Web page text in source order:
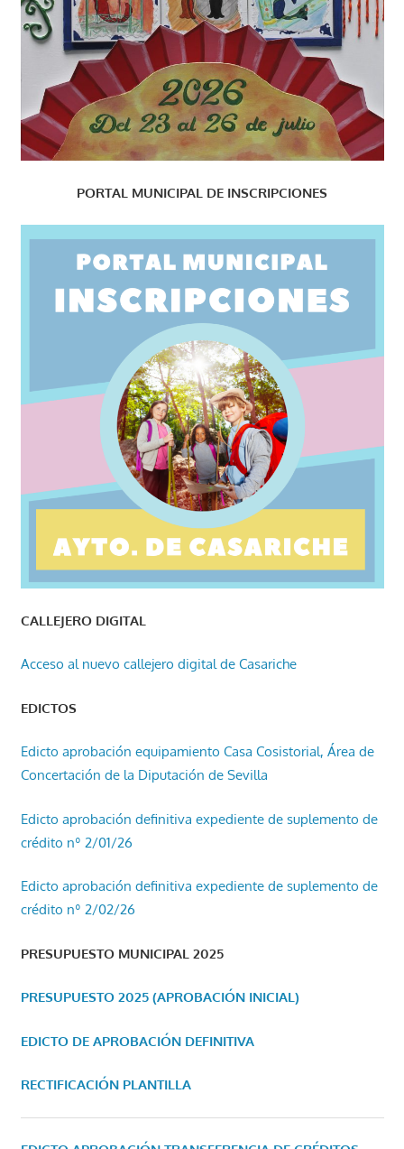
PORTAL MUNICIPAL DE INSCRIPCIONES
CALLEJERO DIGITAL
Acceso al nuevo callejero digital de Casariche
EDICTOS
Edicto aprobación equipamiento Casa Cosistorial, Área de
Concertación de la Diputación de Sevilla
Edicto aprobación definitiva expediente de suplemento de
crédito nº 2/01/26
Edicto aprobación definitiva expediente de suplemento de
crédito nº 2/02/26
PRESUPUESTO MUNICIPAL 2025
PRESUPUESTO 2025 (APROBACIÓN INICIAL)
EDICTO DE APROBACIÓN DEFINITIVA
RECTIFICACIÓN PLANTILLA